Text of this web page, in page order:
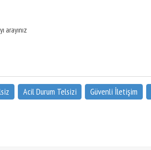
arayınız
Acil Durum Telsizi Güvenli İletişim